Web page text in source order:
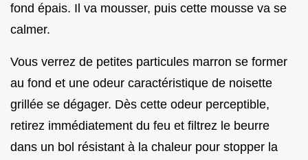
fond épais. Il va mousser, puis cette mousse va se
calmer.
Vous verrez de petites particules marron se former
au fond et une odeur caractéristique de noisette
grillée se dégager. Dès cette odeur perceptible,
retirez immédiatement du feu et filtrez le beurre
dans un bol résistant à la chaleur pour stopper la